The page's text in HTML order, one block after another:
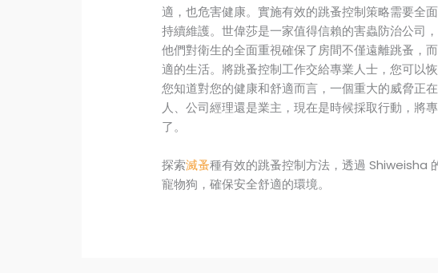
適，也危害健康。實施有效的跳蚤控制策略需要全
持續維護。世偉莎是一家值得信賴的害蟲防治公司
他們對衛生的全面重視確保了房間不僅遠離跳蚤，
適的生活。將跳蚤控制工作交給專業人士，您可以
您知道對您的健康和舒適而言，一個重大的威脅正
人、公司經理還是業主，現在是時候採取行動，將
了。
探索滅蚤種有效的跳蚤控制方法，透過 Shiweisha
寵物狗，確保安全舒適的環境。